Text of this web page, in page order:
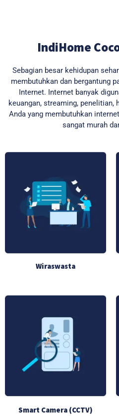
IndiHome
Sebagian besar kehidupan
membutuhkan dan bergantung
Internet. Internet banyak
keuangan, streaming, penelitian,
Anda yang membutuhkan
sangat murah
Wiraswasta
Smart Camera (CCTV)